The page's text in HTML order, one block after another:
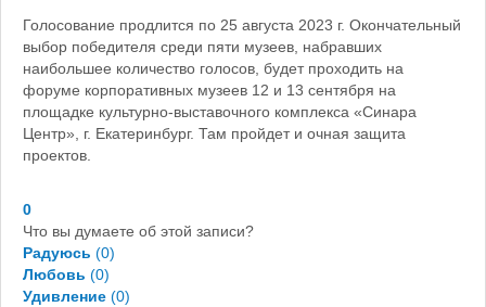
Голосование продлится по 25 августа 2023 г. Окончательный
выбор победителя среди пяти музеев, набравших
наибольшее количество голосов, будет проходить на
форуме корпоративных музеев 12 и 13 сентября на
площадке культурно-выставочного комплекса «Синара
Центр», г. Екатеринбург. Там пройдет и очная защита
проектов.
0
Что вы думаете об этой записи?
Радуюсь (0)
Любовь (0)
Удивление (0)